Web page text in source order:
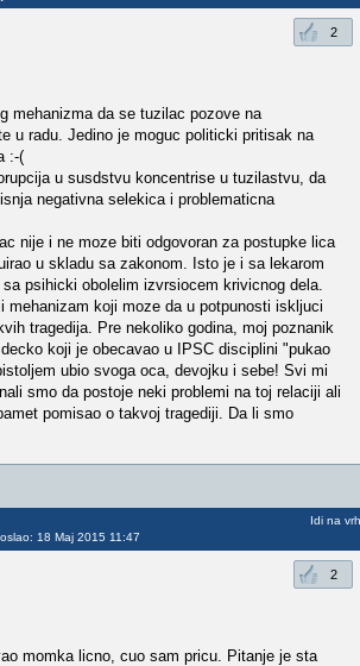
2
mehanizma da se tuzilac pozove na
u radu. Jedino je moguc politicki pritisak na
:-(
u susdstvu koncentrise u tuzilastvu, da
negativna selekica i problematicna
nije i ne moze biti odgovoran za postupke lica
u skladu sa zakonom. Isto je i sa lekarom
sa psihicki obolelim izvrsiocem krivicnog dela.
mehanizam koji moze da u potpunosti iskljuci
tragedija. Pre nekoliko godina, moj poznanik
koji je obecavao u IPSC disciplini "pukao
ubio svoga oca, devojku i sebe! Svi mi
smo da postoje neki problemi na toj relaciji ali
pomisao o takvoj tragediji. Da li smo
18 Maj 2015 11:47
Idi na vrh
2
momka licno, cuo sam pricu. Pitanje je sta